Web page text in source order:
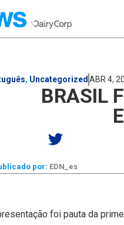
, Uncategorized ABR 4,
BRASIL
por: EDN_es
foi pauta da